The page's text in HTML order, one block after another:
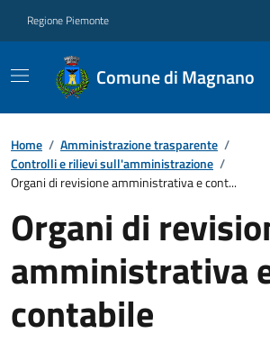
Regione Piemonte
Comune di Magnano
Home / Amministrazione trasparente /
Controlli e rilievi sull'amministrazione /
Organi di revisione amministrativa e cont...
Organi di
amministrativa
contabile